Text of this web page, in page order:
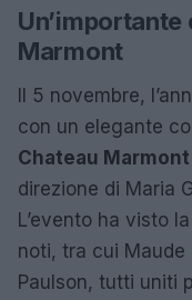
Marmont
Il 5 novembre,
con un elegante
Chateau Marmont
direzione di Maria
L’evento ha visto
noti, tra cui Maude
Paulson, tutti uniti